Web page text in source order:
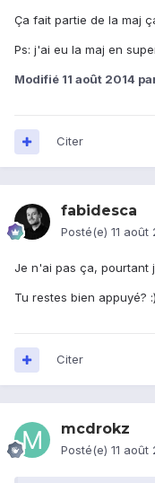
Ça fait partie de la maj
Ps: j'ai eu la maj en
Modifié 11 août 2014
Citer
fabidesca
Posté(e) 11 août
Je n'ai pas ça, pourtant
Tu restes bien appuyé? :)
Citer
mcdrokz
Posté(e) 11 août